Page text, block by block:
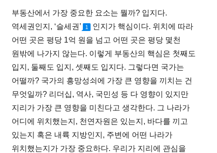
부동산에서 가장 중요한 요소는 뭘까? 입지다.
역세권인지, ‘슬세권’
1
인지가 핵심이다. 위치에 따라
어떤 곳은 평당 1억 원을 넘고 어떤 곳은 평당 몇천
원밖에 나가지 않는다. 이렇게 부동산의 핵심은 첫째도
입지, 둘째도 입지, 셋째도 입지다. 그렇다면 국가는
어떨까? 국가의 흥망성쇠에 가장 큰 영향을 끼치는 건
무엇일까? 리더십, 역사, 국민성 등 다 영향이 있지만
지리가 가장 큰 영향을 미친다고 생각한다. 그 나라가
어디에 위치했는지, 천연자원은 있는지, 바다를 끼고
있는지 혹은 내륙 지방인지, 주변에 어떤 나라가
위치했는지가 가장 중요하다. 우리가 지리에 관심을